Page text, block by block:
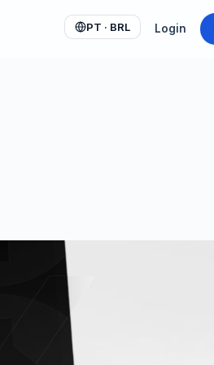
PT · BRL Login